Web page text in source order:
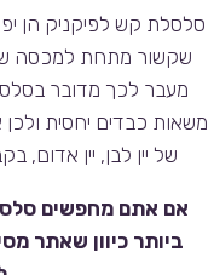
סלסלת קש לפיקניק הן
שקשור מתחת למכסה
מעבר לכך מדובר
משאות כבדים יחסית
של יין לבן, יין
אם אתם מחפשים
ביותר כיוון שאתר